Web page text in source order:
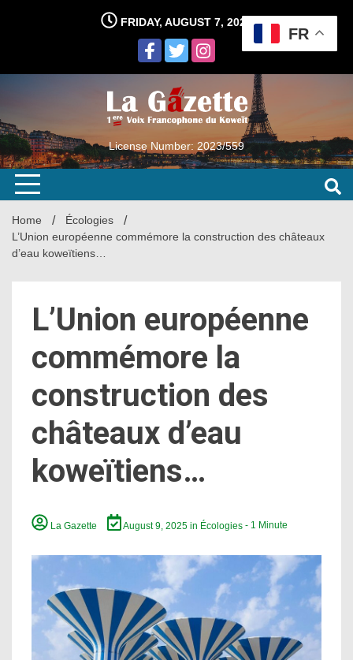
FRIDAY, AUGUST 7, 2026
License Number: 2023/559
Home
Écologies
L’Union européenne commémore la construction des châteaux
d’eau koweïtiens…
L’Union européenne
commémore la
construction des
châteaux d’eau
koweïtiens…
La Gazette August 9, 2025in Écologies - 1 Minute
FR